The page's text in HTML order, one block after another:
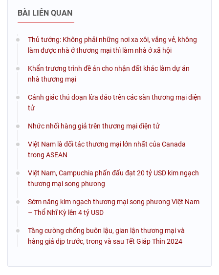
BÀI LIÊN QUAN
Thủ tướng: Không phải những nơi xa xôi, vắng vẻ, không
làm được nhà ở thương mại thì làm nhà ở xã hội
Khẩn trương trình đề án cho nhận đất khác làm dự án
nhà thương mại
Cảnh giác thủ đoạn lừa đảo trên các sàn thương mại điện
tử
Nhức nhối hàng giả trên thương mại điện tử
Việt Nam là đối tác thương mại lớn nhất của Canada
trong ASEAN
Việt Nam, Campuchia phấn đấu đạt 20 tỷ USD kim ngạch
thương mại song phương
Sớm nâng kim ngạch thương mại song phương Việt Nam
– Thổ Nhĩ Kỳ lên 4 tỷ USD
Tăng cường chống buôn lậu, gian lận thương mại và
hàng giả dịp trước, trong và sau Tết Giáp Thìn 2024